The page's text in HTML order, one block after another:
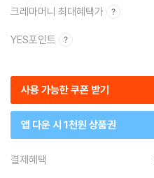
크레마머니 최대혜택가
YES포인트
사용 가능한 쿠폰 받기
앱 다운 시 1천원 상품권
결제혜택